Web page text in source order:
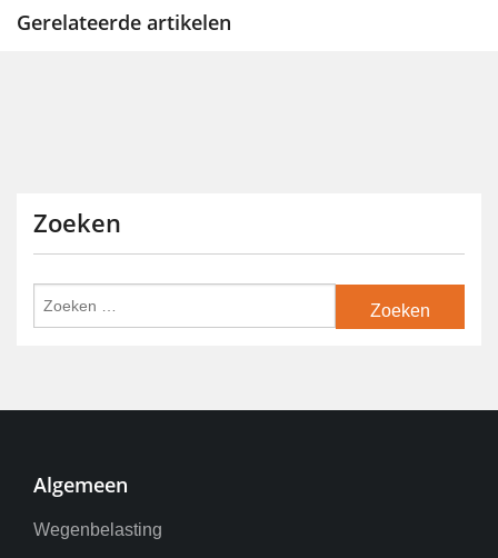
Gerelateerde artikelen
Zoeken
Algemeen
Wegenbelasting